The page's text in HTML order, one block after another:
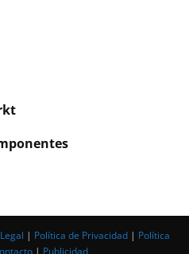
| Política de Privacidad | Política